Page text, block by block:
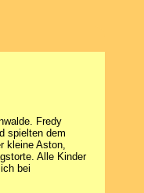
Fredy
spielten dem
kleine Aston,
Alle Kinder
bei